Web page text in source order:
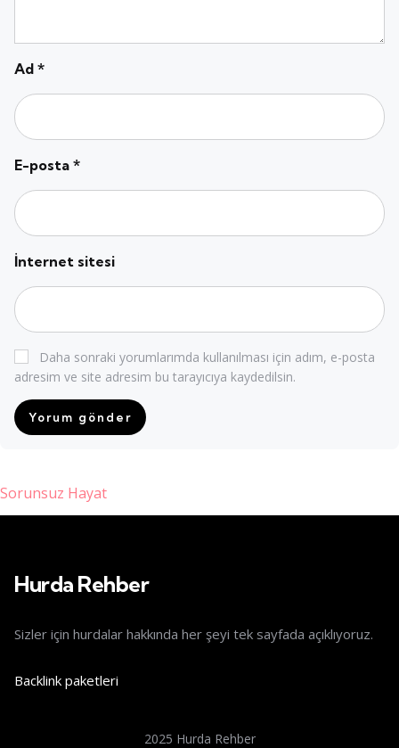
Ad *
E-posta *
İnternet sitesi
Daha sonraki yorumlarımda kullanılması için adım, e-posta
adresim ve site adresim bu tarayıcıya kaydedilsin.
Sorunsuz Hayat
Hurda Rehber
Sizler için hurdalar hakkında her şeyi tek sayfada açıklıyoruz.
Backlink paketleri
2025 Hurda Rehber